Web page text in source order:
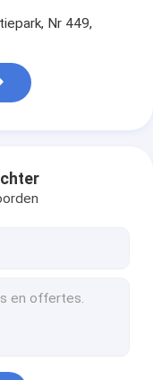
Nr 449,